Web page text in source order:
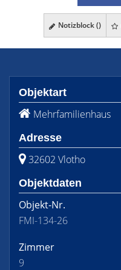
Notizblock ()
Objektart
Mehrfamilienhaus
Adresse
32602 Vlotho
Objektdaten
Objekt-Nr.
FMI-134-26
Zimmer
9